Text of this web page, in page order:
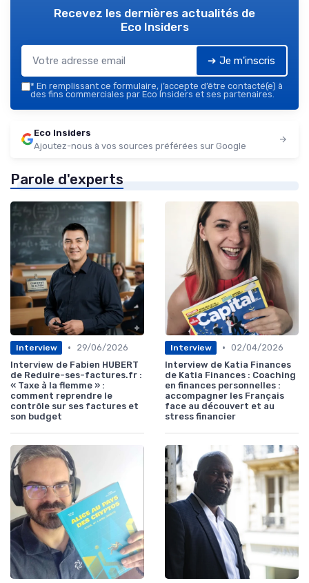
Recevez les dernières actualités de
Eco Insiders
➔ Je m'inscris
* En remplissant ce formulaire, j’accepte d’être contacté(e) à
des fins commerciales par Eco Insiders et ses partenaires.
Eco Insiders
Ajoutez-nous à vos sources préférées sur Google
Parole d'experts
Interview •
29/06/2026
Interview de Fabien HUBERT
de Reduire-ses-factures.fr :
« Taxe à la flemme » :
comment reprendre le
contrôle sur ses factures et
son budget
Interview • 02/04/2026
Interview de Katia Finances
de Katia Finances : Coaching
en finances personnelles :
accompagner les Français
face au découvert et au
stress financier